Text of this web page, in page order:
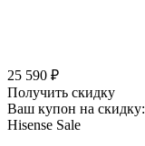
25 590 ₽
Получить скидку
Ваш купон на скидку:
Hisense Sale